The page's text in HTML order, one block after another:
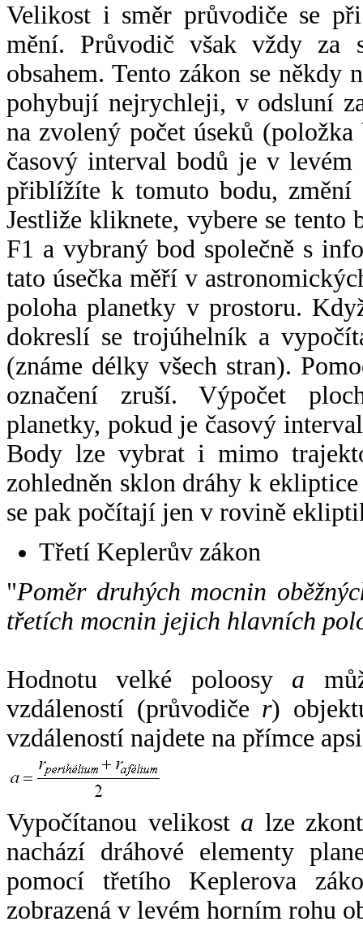
Velikost i směr průvodiče se
mění. Průvodič však vždy za
obsahem. Tento zákon se někdy
pohybují nejrychleji, v odsluní
na zvolený počet úseků
časový interval bodů je v
přiblížíte k tomuto bodu,
Jestliže kliknete, vybere se tento
F1 a vybraný bod společně s
tato úsečka měří v
poloha planetky v prostoru.
dokreslí se trojúhelník a
(známe délky všech stran).
označení zruší. Výpočet
planetky, pokud je časový
Body lze vybrat i mimo
zohledněn sklon dráhy k
se pak počítají jen v rovině
Třetí Keplerův zákon
"Poměr druhých mocnin
třetích mocnin jejich hlavních
Hodnotu velké poloosy a
vzdáleností (průvodiče r)
vzdáleností najdete na přímce
Vypočítanou velikost a lze
nachází dráhové elementy
pomocí třetího Keplerova
zobrazená v levém horním rohu